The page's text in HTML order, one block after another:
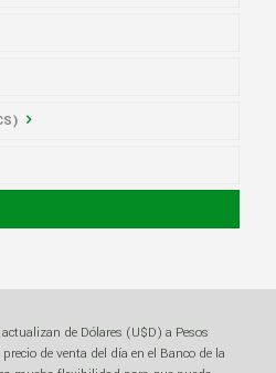
de Dólares (U$D) a Pesos
de venta del día en el Banco de la